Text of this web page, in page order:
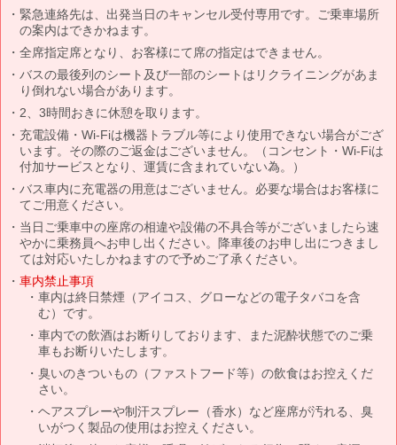
緊急連絡先は、出発当日のキャンセル受付専用です。ご乗車場所
の案内はできかねます。
全席指定席となり、お客様にて席の指定はできません。
バスの最後列のシート及び一部のシートはリクライニングがあま
り倒れない場合があります。
2、3時間おきに休憩を取ります。
充電設備・Wi-Fiは機器トラブル等により使用できない場合がござ
います。その際のご返金はございません。（コンセント・Wi-Fiは
付加サービスとなり、運賃に含まれていない為。）
バス車内に充電器の用意はございません。必要な場合はお客様に
てご用意ください。
当日ご乗車中の座席の相違や設備の不具合等がございましたら速
やかに乗務員へお申し出ください。降車後のお申し出につきまし
ては対応いたしかねますので予めご了承ください。
車内禁止事項
車内は終日禁煙（アイコス、グローなどの電子タバコを含
む）です。
車内での飲酒はお断りしております、また泥酔状態でのご乗
車もお断りいたします。
臭いのきついもの（ファストフード等）の飲食はお控えくだ
さい。
ヘアスプレーや制汗スプレー（香水）など座席が汚れる、臭
いがつく製品の使用はお控えください。